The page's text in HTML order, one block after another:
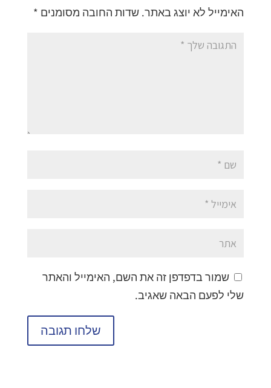
האימייל לא יוצג באתר. שדות החובה מסומנים *
שמור בדפדפן זה את השם, האימייל והאתר
שלי לפעם הבאה שאגיב.